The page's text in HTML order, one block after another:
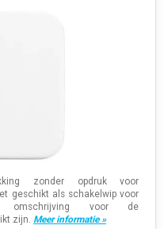
zonder opdruk voor
geschikt als schakelwip voor
omschrijving voor de
zijn. Meer informatie »